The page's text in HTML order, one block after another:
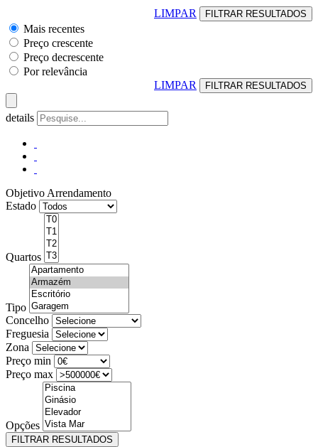
LIMPAR
Mais recentes
Preço crescente
Preço decrescente
Por relevância
LIMPAR
details
Objetivo Arrendamento
Estado
Quartos
Tipo
Concelho
Freguesia
Zona
Preço min
Preço max
Opções